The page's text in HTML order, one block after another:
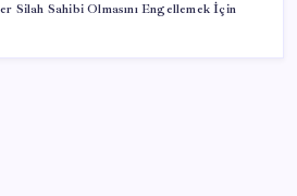
Silah Sahibi Olmasını Engellemek İçin